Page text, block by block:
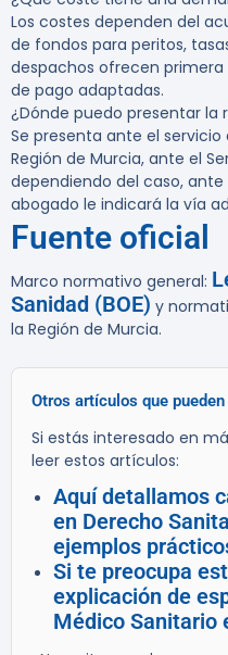
Los costes dependen del
de fondos para peritos,
despachos ofrecen
de pago adaptadas.
¿Dónde puedo presentar
Se presenta ante el
Región de Murcia, ante el
dependiendo del caso,
abogado le indicará la vía
Fuente oficial
Marco normativo general:
Sanidad (BOE) y
la Región de Murcia.
Otros artículos que
Si estás interesado en
leer estos artículos:
Aquí detallamos
en Derecho
ejemplos
Si te preocupa
explicación de
Médico Sanitario